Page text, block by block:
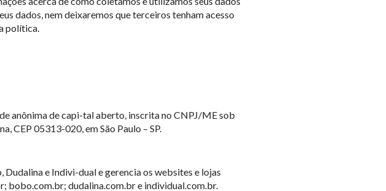
dados, nem deixaremos que terceiros tenham acesso
política.
anônima de capi-tal aberto, inscrita no CNPJ/ME sob
CEP 05313-020, em São Paulo – SP.
Dudalina e Indivi-dual e gerencia os websites e lojas
bobo.com.br; dudalina.com.br e individual.com.br.